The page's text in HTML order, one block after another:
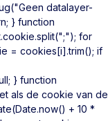
datalayer-
} function
for
= cookies[i].trim(); if
} function
als de cookie van de
+ 10 *